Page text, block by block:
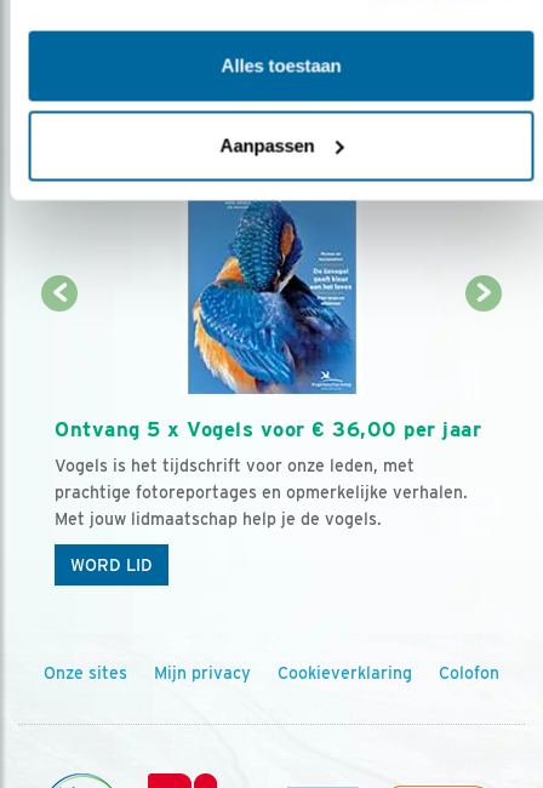
Alles toestaan
Aanpassen
Ontvang 5 x Vogels voor € 36,00 per jaar
Vogels is het tijdschrift voor onze leden, met
prachtige fotoreportages en opmerkelijke verhalen.
Met jouw lidmaatschap help je de vogels.
WORD LID
Onze sites Mijn privacy Cookieverklaring Colofon